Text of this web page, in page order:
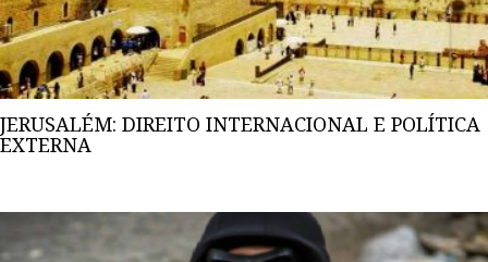
JERUSALÉM: DIREITO INTERNACIONAL E POLÍTICA
EXTERNA